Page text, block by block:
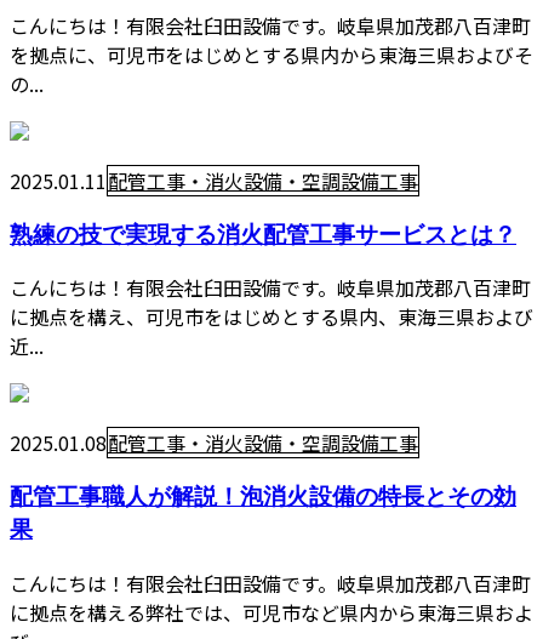
こんにちは！有限会社臼田設備です。岐阜県加茂郡八百津町
を拠点に、可児市をはじめとする県内から東海三県およびそ
の...
2025.01.11配管工事・消火設備・空調設備工事
熟練の技で実現する消火配管工事サービスとは？
こんにちは！有限会社臼田設備です。岐阜県加茂郡八百津町
に拠点を構え、可児市をはじめとする県内、東海三県および
近...
2025.01.08配管工事・消火設備・空調設備工事
配管工事職人が解説！泡消火設備の特長とその効
果
こんにちは！有限会社臼田設備です。岐阜県加茂郡八百津町
に拠点を構える弊社では、可児市など県内から東海三県およ